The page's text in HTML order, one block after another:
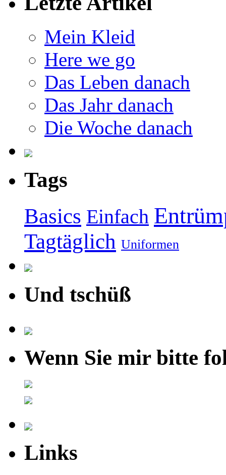
Mein Kleid
Here we go
Das Leben danach
Das Jahr danach
Die Woche danach
Tags
Basics Einfach
Tagtäglich Uniformen
Und tschüß
Wenn Sie mir bitte
Links